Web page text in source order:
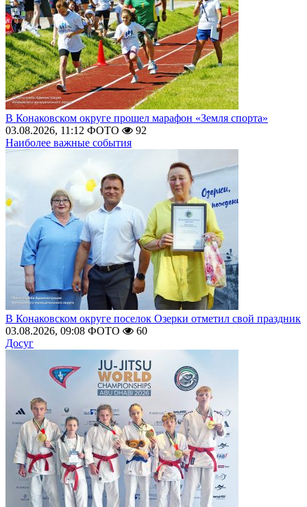
В Конаковском округе прошел марафон «Земля спорта»
03.08.2026, 11:12 ФОТО
92
Наиболее важные события
В Конаковском округе поселок Озерки отметил свой праздник
03.08.2026, 09:08 ФОТО
60
Досуг